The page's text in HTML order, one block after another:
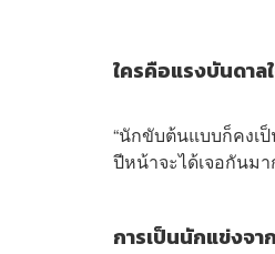
ใครคือแรงบันดาล
“นักขับต้นแบบก็คงเ
ปีหน้าจะได้เจอกันม
การเป็นนักแข่งจ